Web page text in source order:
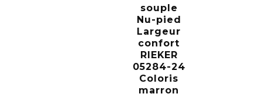
souple
Nu-pied
Largeur
confort
RIEKER
05284-24
Coloris
marron